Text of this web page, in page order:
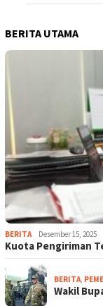
BERITA UTAMA
BERITA Desember 15, 2025
Kuota Pengiriman
BERITA,
Wakil